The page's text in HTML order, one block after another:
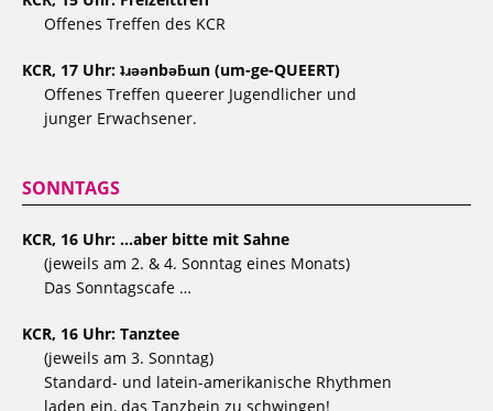
Offenes Treffen des KCR
KCR, 17 Uhr: ʇɹǝǝnbǝƃɯn (um-ge-QUEERT)
Offenes Treffen queerer Jugendlicher und
junger Erwachsener.
SONNTAGS
KCR, 16 Uhr: …aber bitte mit Sahne
(jeweils am 2. & 4. Sonntag eines Monats)
Das Sonntagscafe …
KCR, 16 Uhr: Tanztee
(jeweils am 3. Sonntag)
Standard- und latein-amerikanische Rhythmen
laden ein, das Tanzbein zu schwingen!